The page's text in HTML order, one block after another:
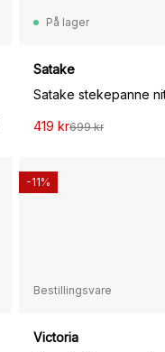
På lager
Satake
Satake stekepanne
419 kr699 kr
Bestillingsvare
Victoria
-11%